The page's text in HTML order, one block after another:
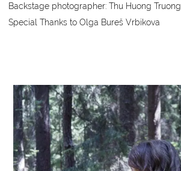
Backstage photographer: Thu Huong Truong
Special Thanks to Olga Bureš Vrbikova